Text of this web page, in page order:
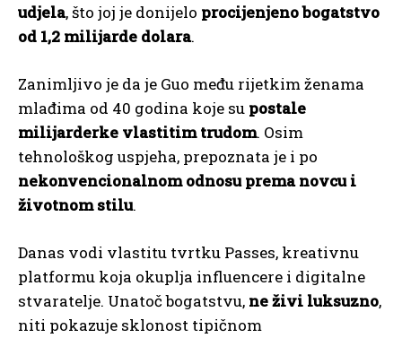
udjela, što joj je donijelo procijenjeno bogatstvo
od 1,2 milijarde dolara.
Zanimljivo je da je Guo među rijetkim ženama
mlađima od 40 godina koje su postale
milijarderke vlastitim trudom. Osim
tehnološkog uspjeha, prepoznata je i po
nekonvencionalnom odnosu prema novcu i
životnom stilu.
Danas vodi vlastitu tvrtku Passes, kreativnu
platformu koja okuplja influencere i digitalne
stvaratelje. Unatoč bogatstvu, ne živi luksuzno,
niti pokazuje sklonost tipičnom